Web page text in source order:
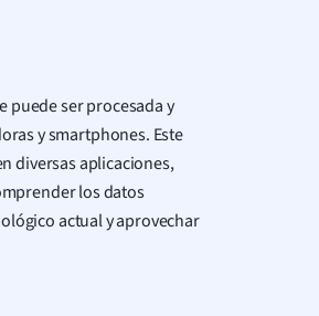
puede ser procesada y
y smartphones. Este
diversas aplicaciones,
los datos
actual y aprovechar